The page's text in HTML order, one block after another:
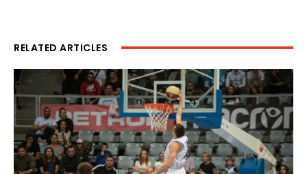
RELATED ARTICLES